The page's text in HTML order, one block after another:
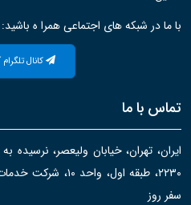
با ما در شبکه های اجتماعی همرا ه باشید:
کانال
تماس با ما
ایران، تهران، خیابان ولیعصر،
۲۲۳۰، طبقه اول،
سفر روز